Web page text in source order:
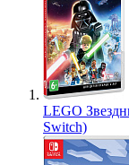
LEGO
Switch)